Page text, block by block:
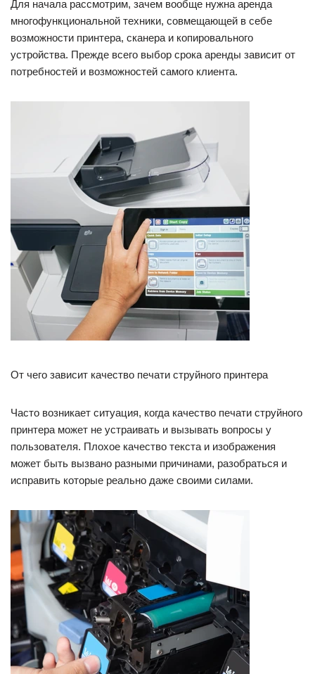
Для начала рассмотрим, зачем вообще нужна аренда
многофункциональной техники, совмещающей в себе
возможности принтера, сканера и копировального
устройства. Прежде всего выбор срока аренды зависит от
потребностей и возможностей самого клиента.
От чего зависит качество печати струйного принтера
Часто возникает ситуация, когда качество печати струйного
принтера может не устраивать и вызывать вопросы у
пользователя. Плохое качество текста и изображения
может быть вызвано разными причинами, разобраться и
исправить которые реально даже своими силами.